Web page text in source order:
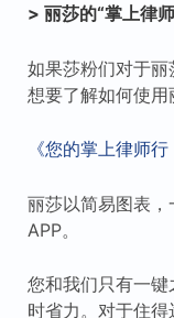
> 丽莎的“掌上律
如果莎粉们对于丽
想要了解如何使
《您的掌上律师
丽莎以简易图表
APP。
您和我们只有一
时省力。对于住